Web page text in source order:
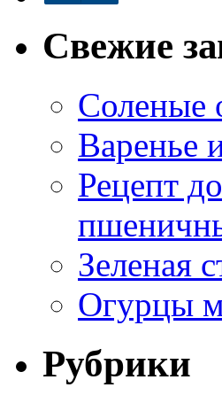
Свежие
Соленые
Варенье
Рецепт
Зеленая
Огурцы
Рубрики